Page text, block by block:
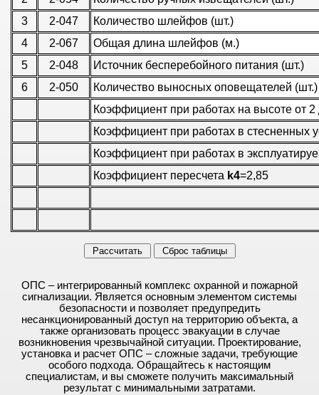
3
2-047
Количество шлейфов (шт.)
4
2-067
Общая длина шлейфов (м.)
5
2-048
Источник бесперебойного питания (шт.)
6
2-050
Количество выносных оповещателей (шт.)
Коэффициент при работах на высоте от
Коэффициент при работах в стесненных
Коэффициент при работах в
Коэффициент пересчета k4=2,85
ОПС – интегрированный комплекс охранной и пожарной
сигнализации. Является основным элементом системы
безопасности и позволяет предупредить
несанкционированный доступ на территорию объекта, а
также организовать процесс эвакуации в случае
возникновения чрезвычайной ситуации. Проектирование,
установка и расчет ОПС – сложные задачи, требующие
особого подхода. Обращайтесь к настоящим
специалистам, и вы сможете получить максимальный
результат с минимальными затратами.